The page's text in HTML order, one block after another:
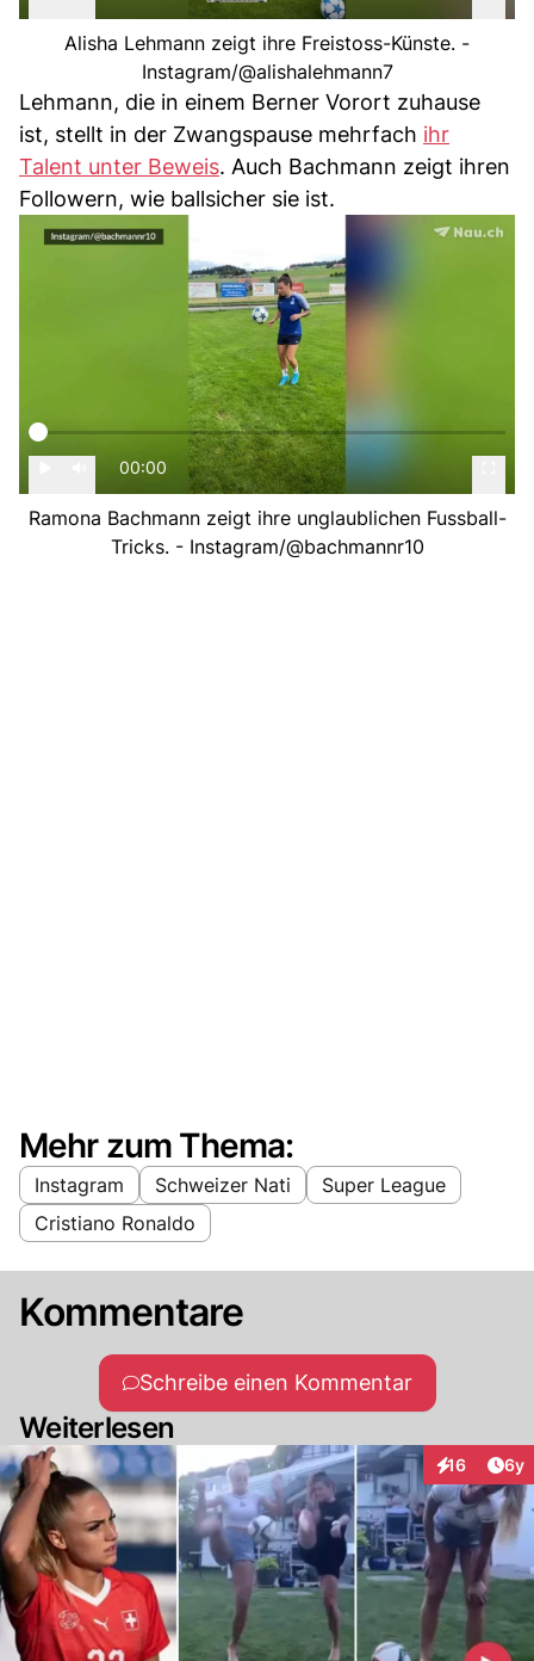
Alisha Lehmann zeigt ihre Freistoss-Künste. -
Instagram/@alishalehmann7
Lehmann, die in einem Berner Vorort zuhause
ist, stellt in der Zwangspause mehrfach ihr
Talent unter Beweis. Auch Bachmann zeigt ihren
Followern, wie ballsicher sie ist.
00:00
Ramona Bachmann zeigt ihre unglaublichen Fussball-
Tricks. - Instagram/@bachmannr10
Mehr zum Thema:
Instagram Schweizer Nati
Super League
Cristiano Ronaldo
Kommentare
Schreibe einen Kommentar
Weiterlesen
16 6y